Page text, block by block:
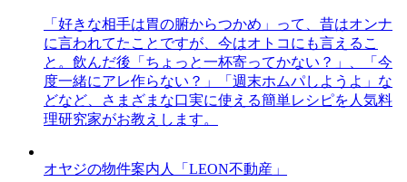
「好きな相手は胃の腑からつかめ」って、昔はオンナ
に言われてたことですが、今はオトコにも言えるこ
と。飲んだ後「ちょっと一杯寄ってかない？」、「今
度一緒にアレ作らない？」「週末ホムパしようよ」な
どなど、さまざまな口実に使える簡単レシピを人気料
理研究家がお教えします。
オヤジの物件案内人「LEON不動産」